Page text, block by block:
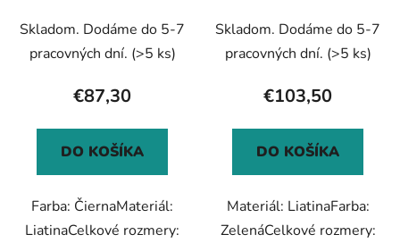
Skladom. Dodáme do 5-7
pracovných dní. (>5 ks)
€87,30
DO KOŠÍKA
Farba: ČiernaMateriál:
LiatinaCelkové rozmery:
Skladom. Dodáme do 5-7
pracovných dní. (>5 ks)
€103,50
DO KOŠÍKA
Materiál: LiatinaFarba:
ZelenáCelkové rozmery: